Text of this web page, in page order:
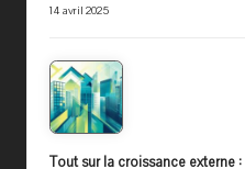
14 avril 2025
Tout sur la croissance externe